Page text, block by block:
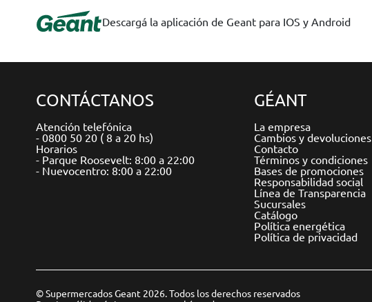
Descargá la aplicación de Geant para IOS y Android
CONTÁCTANOS
Atención telefónica
- 0800 50 20 ( 8 a 20 hs)
Horarios
- Parque Roosevelt: 8:00 a 22:00
- Nuevocentro: 8:00 a 22:00
GÉANT
La empresa
Cambios y devoluciones
Contacto
Términos y condiciones
Bases de promociones
Responsabilidad social
Línea de Transparencia
Sucursales
Catálogo
Política energética
Política de privacidad
© Supermercados Geant 2026. Todos los derechos reservados